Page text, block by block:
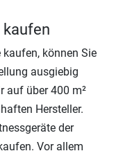
kaufen
können Sie
ausgiebig
auf über 400 m²
Hersteller.
der
Vor allem